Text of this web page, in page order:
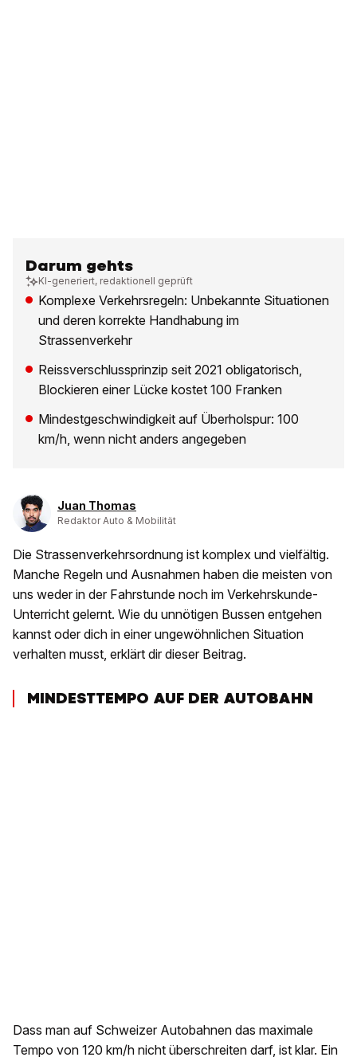
Darum gehts
KI-generiert, redaktionell geprüft
Komplexe Verkehrsregeln: Unbekannte Situationen
und deren korrekte Handhabung im
Strassenverkehr
Reissverschlussprinzip seit 2021 obligatorisch,
Blockieren einer Lücke kostet 100 Franken
Mindestgeschwindigkeit auf Überholspur: 100
km/h, wenn nicht anders angegeben
Juan Thomas
Redaktor Auto & Mobilität
Die Strassenverkehrsordnung ist komplex und vielfältig.
Manche Regeln und Ausnahmen haben die meisten von
uns weder in der Fahrstunde noch im Verkehrskunde-
Unterricht gelernt. Wie du unnötigen Bussen entgehen
kannst oder dich in einer ungewöhnlichen Situation
verhalten musst, erklärt dir dieser Beitrag.
MINDESTTEMPO AUF DER AUTOBAHN
Dass man auf Schweizer Autobahnen das maximale
Tempo von 120 km/h nicht überschreiten darf, ist klar. Ein